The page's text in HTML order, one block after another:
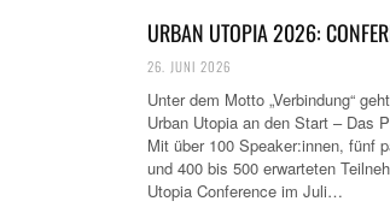
URBAN UTOPIA 2026:
26. JUNI 2026
Unter dem Motto „Verbindung“
Urban Utopia an den Start – Das
Mit über 100 Speaker:innen, fünf
und 400 bis 500 erwarteten
Utopia Conference im Juli…